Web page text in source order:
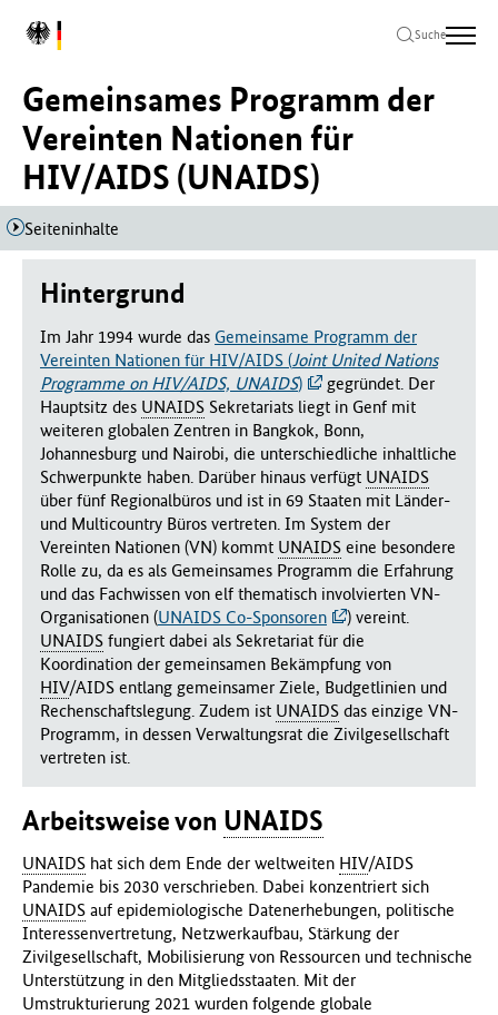
Hauptinhalt
springen
Hauptnavigation
springen
Seitenende
springen
L
o
B
u
n
d
e
s
m
(
M
G
)
Suche
Gemeinsames Programm der
Vereinten Nationen für
HIV/AIDS (UNAIDS)
Seiteninhalte
Hintergrund
Im Jahr 1994 wurde das Gemeinsame Programm der
Vereinten Nationen für HIV/AIDS (Joint United Nations
Programme on HIV/AIDS, UNAIDS)
gegründet. Der
Hauptsitz des UNAIDS Sekretariats liegt in Genf mit
weiteren globalen Zentren in Bangkok, Bonn,
Johannesburg und Nairobi, die unterschiedliche inhaltliche
Schwerpunkte haben. Darüber hinaus verfügt UNAIDS
über fünf Regionalbüros und ist in 69 Staaten mit Länder-
und Multicountry Büros vertreten. Im System der
Vereinten Nationen (VN) kommt UNAIDS eine besondere
Rolle zu, da es als Gemeinsames Programm die Erfahrung
und das Fachwissen von elf thematisch involvierten VN-
Organisationen (UNAIDS Co-Sponsoren
) vereint.
UNAIDS fungiert dabei als Sekretariat für die
Koordination der gemeinsamen Bekämpfung von
HIV/AIDS entlang gemeinsamer Ziele, Budgetlinien und
Rechenschaftslegung. Zudem ist UNAIDS das einzige VN-
Programm, in dessen Verwaltungsrat die Zivilgesellschaft
vertreten ist.
Arbeitsweise von UNAIDS
UNAIDS hat sich dem Ende der weltweiten HIV/AIDS
Pandemie bis 2030 verschrieben. Dabei konzentriert sich
UNAIDS auf epidemiologische Datenerhebungen, politische
Interessenvertretung, Netzwerkaufbau, Stärkung der
Zivilgesellschaft, Mobilisierung von Ressourcen und technische
Unterstützung in den Mitgliedsstaaten. Mit der
Umstrukturierung 2021 wurden folgende globale